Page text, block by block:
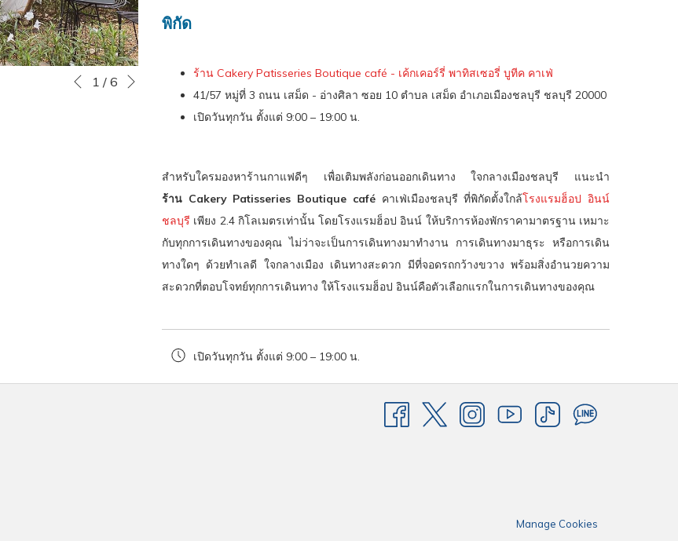
Slideshow
Clicking
หน้าที่แล้ว
1 / 6
พิกัด
ร้าน Cakery Patisseries Boutique café - เค้กเคอร์รี่ พาทิสเซอรี่ บูทีค คาเฟ่
41/57 หมู่ที่ 3 ถนน เสม็ด - อ่างศิลา ซอย 10 ตำบล เสม็ด อำเภอเมืองชลบุรี ชลบุรี 20000
เปิดวันทุกวัน ตั้งแต่ 9:00 – 19:00 น.
สำหรับใครมองหาร้านกาแฟดีๆ เพื่อเติมพลังก่อนออกเดินทาง ใจกลางเมืองชลบุรี แนะนำ
ร้าน Cakery Patisseries Boutique café คาเฟ่เมืองชลบุรี ที่พิกัดตั้งใกล้โรงแรมฮ็อป อินน์
ชลบุรี เพียง 2.4 กิโลเมตรเท่านั้น โดยโรงแรมฮ็อป อินน์ ให้บริการห้องพักราคามาตรฐาน เหมาะ
กับทุกการเดินทางของคุณ ไม่ว่าจะเป็นการเดินทางมาทำงาน การเดินทางมาธุระ หรือการเดิน
ทางใดๆ ด้วยทำเลดี ใจกลางเมือง เดินทางสะดวก มีที่จอดรถกว้างขวาง พร้อมสิ่งอำนวยความ
สะดวกที่ตอบโจทย์ทุกการเดินทาง ให้โรงแรมฮ็อป อินน์คือตัวเลือกแรกในการเดินทางของคุณ
เปิดวันทุกวัน ตั้งแต่ 9:00 – 19:00 น.
Manage Cookies